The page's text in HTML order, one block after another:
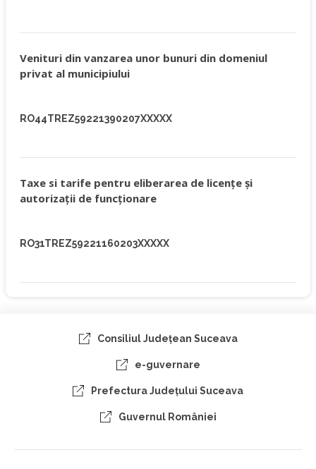
Venituri din vanzarea unor bunuri din domeniul
privat al municipiului
RO44TREZ59221390207XXXXX
Taxe si tarife pentru eliberarea de licenţe şi
autorizaţii de funcţionare
RO31TREZ59221160203XXXXX
Consiliul Judeţean Suceava
e-guvernare
Prefectura Judeţului Suceava
Guvernul României